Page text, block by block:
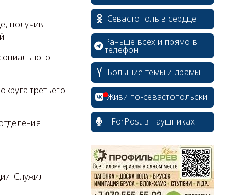
получив
третьего
Служил
Севастополь в сердце
Раньше всех и прямо в
телефон
Большие темы и драмы
Живи по-севастопольски
ForPost в наушниках
erid: 2SDnjcrDNw6